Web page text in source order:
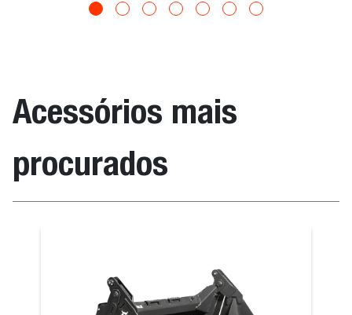
Acessórios mais
procurados